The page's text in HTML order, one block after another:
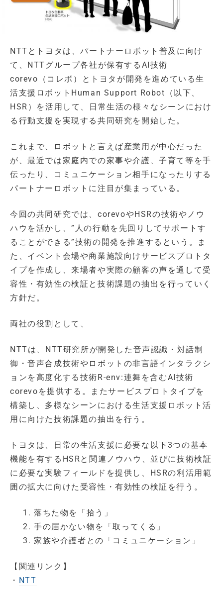
NTTとトヨタは、パートナーロボット普及に向け
て、NTTグループ各社が保有するAI技術
corevo（コレボ）とトヨタが開発を進めている生
活支援ロボットHuman Support Robot（以下、
HSR）を活用して、日常生活の様々なシーンにおけ
る行動支援を実現する共同研究を開始した。
これまで、ロボットと言えば産業用が中心だった
が、最近では家庭内での家事や介護、子育て等を手
伝ったり、コミュニケーション相手になったりする
パートナーロボットに注目が集まっている。
今回の共同研究では、corevoやHSRの技術やノウ
ハウを活かし、”人の行動を先回りしてサポートす
ることができる”技術の開発を推進するという。ま
た、イベント会場や商業施設向けサービスプロトタ
イプを作成し、来場者や実際の顧客の声を通して受
容性・有効性の検証と技術課題の抽出を行っていく
方針だ。
両社の役割として、
NTTは、NTT研究所が開発した音声認識・対話制
御・音声合成技術やロボットの非言語インタラクシ
ョンを高度化する技術R-env:連舞を含むAI技術
corevoを提供する。またサービスプロトタイプを
構築し、多様なシーンにおける生活支援ロボット活
用に向けた技術課題の抽出を行う。
トヨタは、日常の生活支援に必要な以下3つの基本
機能を有するHSRと関連ノウハウ、並びに技術検証
に必要な実験フィールドを提供し、HSRの利活用範
囲の拡大に向けた受容性・有効性の検証を行う。
落ちた物を「拾う」
手の届かない物を「取ってくる」
家族や介護者との「コミュニケーション」
【関連リンク】
・ NTT